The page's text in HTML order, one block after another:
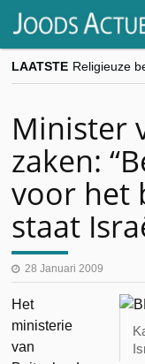
LAATSTE
Minister
zaken:
voor het
staat
28 Januari 2009
Het
ministerie
van